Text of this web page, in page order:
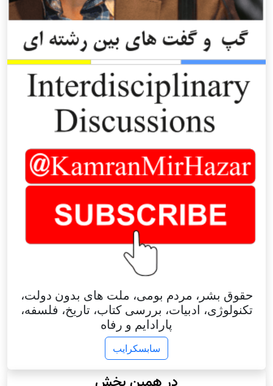
حقوق بشر، مردم بومی، ملت های بدون دولت،
تکنولوژی، ادبیات، بررسی کتاب، تاریخ، فلسفه،
پارادایم و رفاه
سابسکرایب